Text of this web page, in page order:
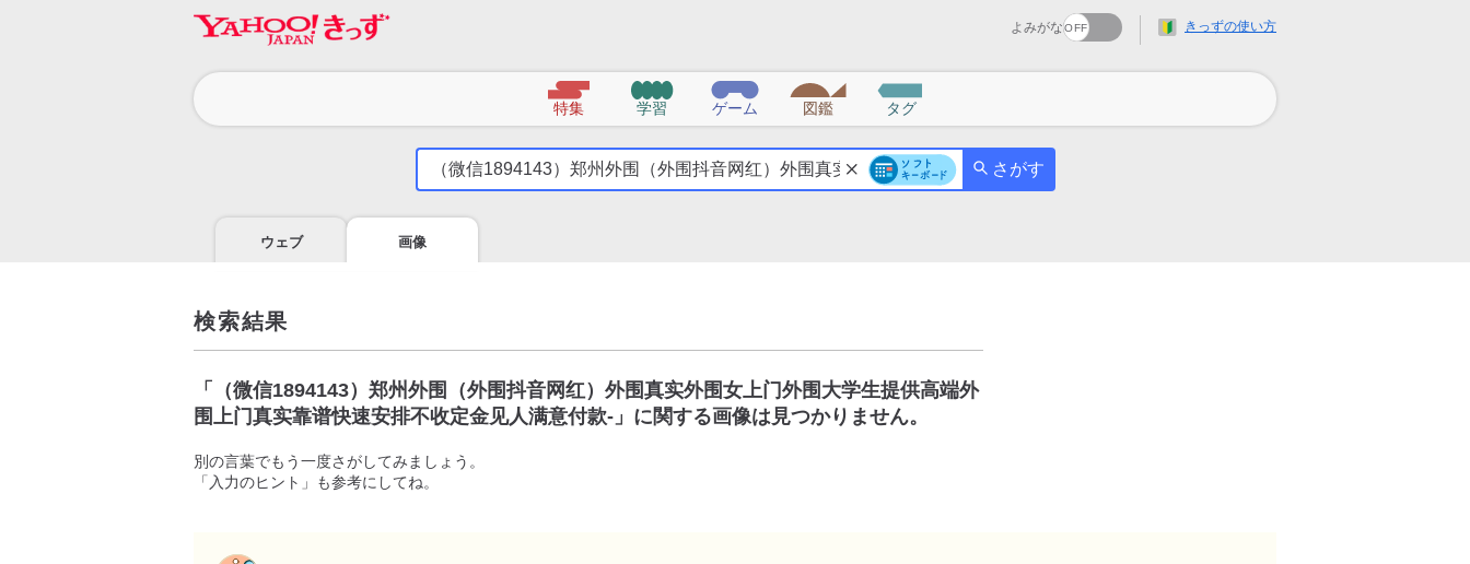
よみがな きっずの使い方
特集 学習 ゲーム 図鑑 タグ
気
こ
う
さがす
ウェブ 画像
検索結果
「
（微信1894143）郑州外围（外围抖音网红）外围真实外围女上门外围大学生提供高端外
围上门真实靠谱快速安排不收定金见人满意付款- 」に関する画像は見つかりません。
別の言葉でもう一度さがしてみましょう。
「入力のヒント」も参考にしてね。